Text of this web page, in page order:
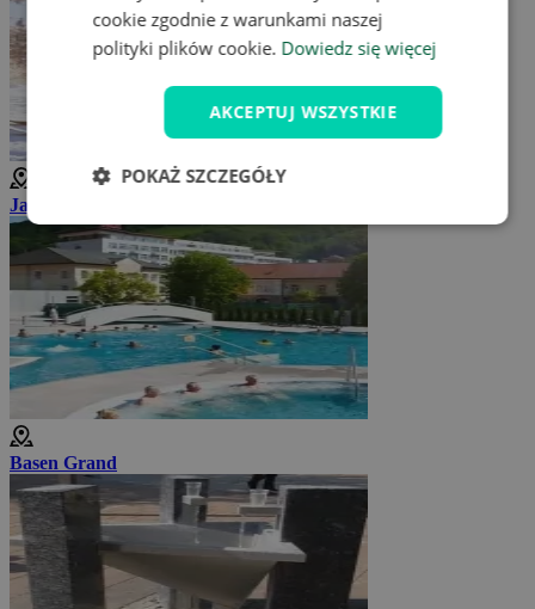
Jazda na nartach w pobliżu Trencianske Teplice
Basen Grand
cookie zgodnie z warunkami naszej
polityki plików cookie. Dowiedz się więcej
AKCEPTUJ WSZYSTKIE
POKAŻ SZCZEGÓŁY